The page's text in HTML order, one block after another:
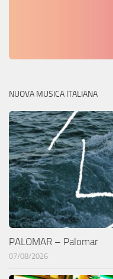
NUOVA MUSICA ITALIANA
PALOMAR – Palomar
07/08/2026